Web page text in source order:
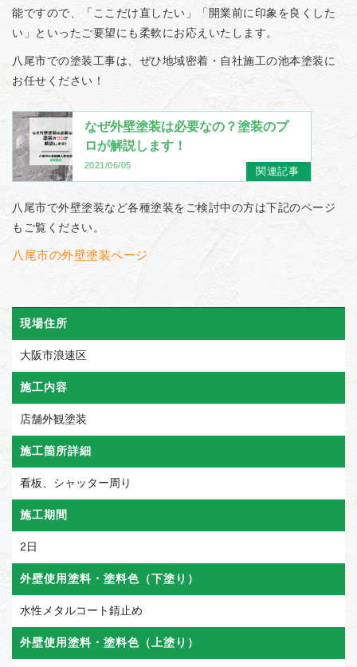
能ですので、「ここだけ直したい」「開業前に印象を良くした
い」といったご要望にも柔軟にお応えいたします。
八尾市での塗装工事は、ぜひ地域密着・自社施工の池本塗装に
お任せください！
関連記事
なぜ外壁塗装は必要なの？塗装のプ
ロが解説します！
2021/06/05
八尾市で外壁塗装など各種塗装をご検討中の方は下記のページ
もご覧ください。
八尾市の外壁塗装ページ
現場住所
大阪市浪速区
施工内容
店舗外観塗装
施工箇所詳細
看板、シャッター周り
施工期間
2日
外壁使用塗料・塗料色（下塗り）
水性メタルコート錆止め
外壁使用塗料・塗料色（上塗り）